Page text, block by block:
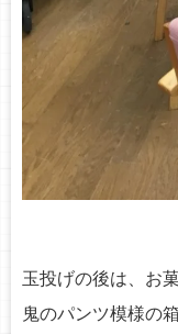
玉投げの後は、お
鬼のパンツ模様の